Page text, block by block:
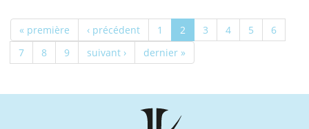
« première ‹ précédent 1 2 3 4 5
6
7
8 9 suivant › dernier »